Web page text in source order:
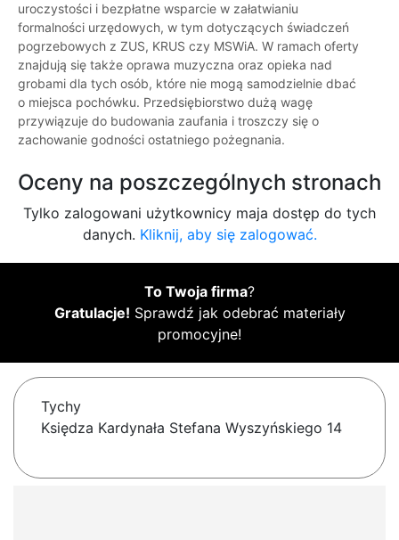
uroczystości i bezpłatne wsparcie w załatwianiu
formalności urzędowych, w tym dotyczących świadczeń
pogrzebowych z ZUS, KRUS czy MSWiA. W ramach oferty
znajdują się także oprawa muzyczna oraz opieka nad
grobami dla tych osób, które nie mogą samodzielnie dbać
o miejsca pochówku. Przedsiębiorstwo dużą wagę
przywiązuje do budowania zaufania i troszczy się o
zachowanie godności ostatniego pożegnania.
Oceny na poszczególnych stronach
Tylko zalogowani użytkownicy maja dostęp do tych
danych. Kliknij, aby się zalogować.
To Twoja firma?
Gratulacje! Sprawdź jak odebrać materiały
promocyjne!
Tychy
Księdza Kardynała Stefana Wyszyńskiego 14